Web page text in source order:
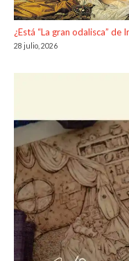
¿Está “La gran odalisca” de
28 julio, 2026